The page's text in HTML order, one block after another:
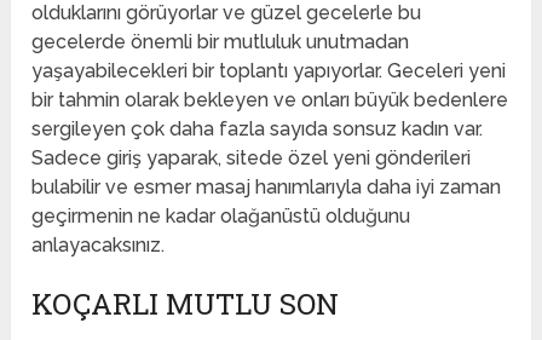
olduklarını görüyorlar ve güzel gecelerle bu
gecelerde önemli bir mutluluk unutmadan
yaşayabilecekleri bir toplantı yapıyorlar. Geceleri yeni
bir tahmin olarak bekleyen ve onları büyük bedenlere
sergileyen çok daha fazla sayıda sonsuz kadın var.
Sadece giriş yaparak, sitede özel yeni gönderileri
bulabilir ve esmer masaj hanımlarıyla daha iyi zaman
geçirmenin ne kadar olağanüstü olduğunu
anlayacaksınız.
KOÇARLI MUTLU SON